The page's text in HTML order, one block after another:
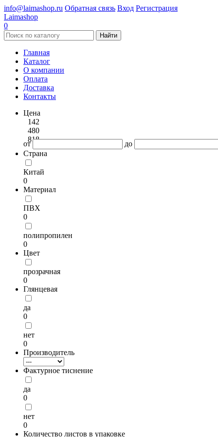
info@laimashop.ru Обратная связь Вход Регистрация
Laimashop
0
Найти
Главная
Каталог
О компании
Оплата
Доставка
Контакты
Цена
142
480
818
от
до
Страна
Китай
0
Материал
ПВХ
0
полипропилен
0
Цвет
прозрачная
0
Глянцевая
да
0
нет
0
Производитель
Фактурное тиснение
да
0
нет
0
Количество листов в упаковке